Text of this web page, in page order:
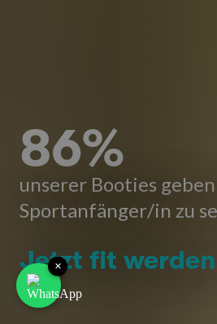
86%
unserer Booties
Sportanfänger/in zu
Jetzt fit werden
×